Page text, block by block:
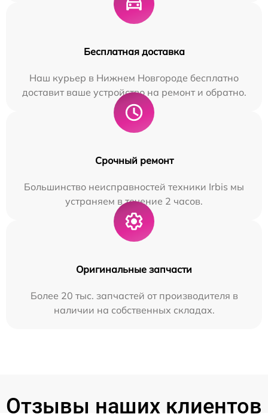
Бесплатная доставка
Наш курьер в Нижнем Новгороде бесплатно
доставит ваше устройство на ремонт и обратно.
Срочный ремонт
Большинство неисправностей техники Irbis мы
устраняем в течение 2 часов.
Оригинальные запчасти
Более 20 тыс. запчастей от производителя в
наличии на собственных складах.
Отзывы наших клиентов